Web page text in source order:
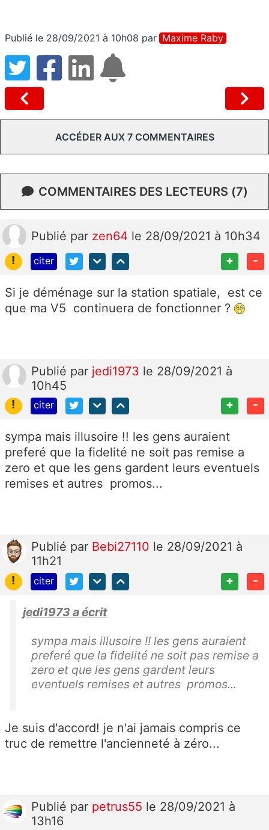
Publié le 28/09/2021 à 10h08 par Maxime Raby
ACCÉDER AUX 7 COMMENTAIRES
COMMENTAIRES DES LECTEURS (7)
Publié par zen64 le 28/09/2021 à 10h34
!
citer + -
Si je déménage sur la station spatiale, est ce
que ma V5 continuera de fonctionner ?
Publié par jedi1973 le 28/09/2021 à
10h45
!
citer + -
sympa mais illusoire !! les gens auraient
preferé que la fidelité ne soit pas remise a
zero et que les gens gardent leurs eventuels
remises et autres promos...
Publié par Bebi27110 le 28/09/2021 à
11h21
!
citer + -
jedi1973 a écrit
sympa mais illusoire !! les gens auraient
preferé que la fidelité ne soit pas remise a
zero et que les gens gardent leurs
eventuels remises et autres promos...
Je suis d'accord! je n'ai jamais compris ce
truc de remettre l'ancienneté à zéro...
Publié par petrus55 le 28/09/2021 à
13h16